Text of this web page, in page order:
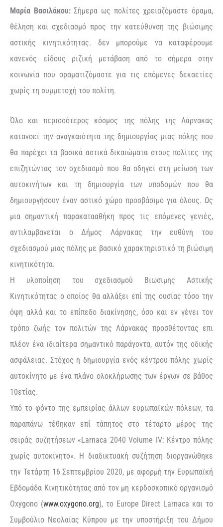
Μαρία Βασιλάκου:Σήμερα ως πολίτες χρειαζόμαστε όραμα,
θέληση και σχεδιασμό προς την κατεύθυνση της βιώσιμης
αστικής κινητικότητας. δεν μπορούμε να καταφέρουμε
κανενός είδους ριζική μετάβαση από το σήμερα στην
κοινωνία που οραματιζόμαστε για τις επόμενες δεκαετίες
χωρίς τη συμμετοχή του πολίτη.
Όλο και περισσότερος κόσμος της πόλης της Λάρνακας
κατανοεί την αναγκαιότητα της δημιουργίας μιας πόλης που
θα παρέχει τα βασικά αστικά δικαιώματα στους πολίτες της
επιζητώντας τον σχεδιασμό που θα οδηγεί στη μείωση των
αυτοκινήτων και τη δημιουργία των υποδομών που θα
δημιουργήσουν έναν αστικό χώρο προσβάσιμο για όλους. Ως
μια σημαντική παρακατααθήκη προς τις επόμενες γενιές,
αντιλαμβανεται ο Δήμος Λάρνακας την ευθύνη του
σχεδιασμού μιας πόλης με βασικό χαρακτηριστικό τη βιώσιμη
κινητικότητα.
Η υλοποίηση του σχεδιασμού Βιωσιμης Αστικής
Κινητικότητας ο οποίος θα αλλάξει επί της ουσίας τόσο την
όψη αλλά και το επίπεδο διακίνησης, όσο και εν γένει τον
τρόπο ζωής τον πολιτών της Λάρνακας προσθέτοντας επι
πλέον ένα ιδιαίτερα σημαντικό παράγοντα, αυτόν της οδικής
ασφάλειας. Στόχος η δημιουργία ενός κέντρου πόλης χωρίς
αυτοκίνητο με ένα πλάνο ολοκλήρωσης των έργων σε βάθος
10ετίας.
Υπό το φόντο της εμπειρίας άλλων ευρωπαϊκών πόλεων, τα
παραπάνω τέθηκαν επί τάπητος στο τέταρτο μέρος της
σειράς συζητήσεων «Larnaca 2040 Volume IV: Κέντρο πόλης
χωρίς αυτοκίνητο». Η διαδικτυακή συζήτηση διοργανώθηκε
την Τετάρτη 16 Σεπτεμβρίου 2020, με αφορμή την Ευρωπαϊκή
Εβδομάδα Κινητικότητας από τον μη κερδοσκοπικό οργανισμό
Oxygono (www.oxygono.org), το Europe Direct Larnaca και το
Συμβούλιο Νεολαίας Κύπρου με την υποστήριξη του Δήμου